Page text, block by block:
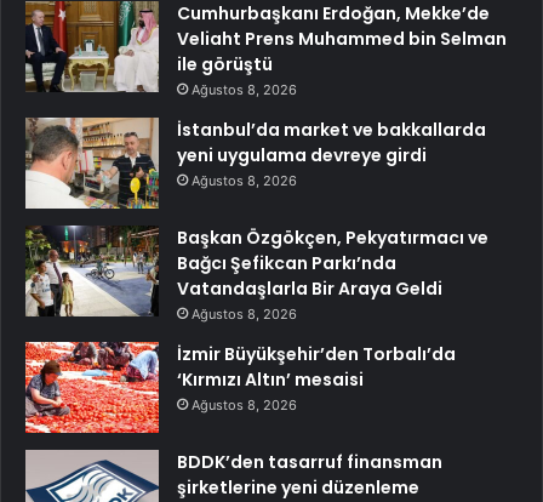
Cumhurbaşkanı Erdoğan, Mekke’de
Veliaht Prens Muhammed bin Selman
ile görüştü
Ağustos 8, 2026
İstanbul’da market ve bakkallarda
yeni uygulama devreye girdi
Ağustos 8, 2026
Başkan Özgökçen, Pekyatırmacı ve
Bağcı Şefikcan Parkı’nda
Vatandaşlarla Bir Araya Geldi
Ağustos 8, 2026
İzmir Büyükşehir’den Torbalı’da
‘Kırmızı Altın’ mesaisi
Ağustos 8, 2026
BDDK’den tasarruf finansman
şirketlerine yeni düzenleme